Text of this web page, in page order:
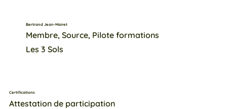
Bertrand Jean-Mairet
Membre, Source, Pilote formations
Les 3 Sols
Certifications
Attestation de participation